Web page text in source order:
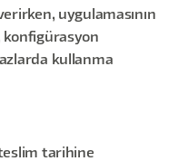
uygulamasının
konfigürasyon
kullanma
tarihine